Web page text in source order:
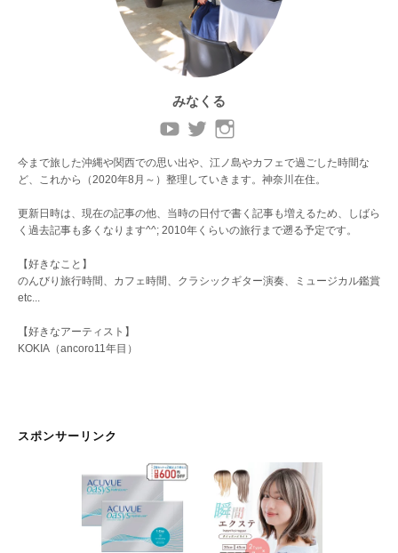
みなくる
今まで旅した沖縄や関西での思い出や、江ノ島やカフェで過ごした時間な
ど、これから（2020年8月～）整理していきます。神奈川在住。
更新日時は、現在の記事の他、当時の日付で書く記事も増えるため、しばら
く過去記事も多くなります^^; 2010年くらいの旅行まで遡る予定です。
【好きなこと】
のんびり旅行時間、カフェ時間、クラシックギター演奏、ミュージカル鑑賞
etc...
【好きなアーティスト】
KOKIA（ancoro11年目）
スポンサーリンク